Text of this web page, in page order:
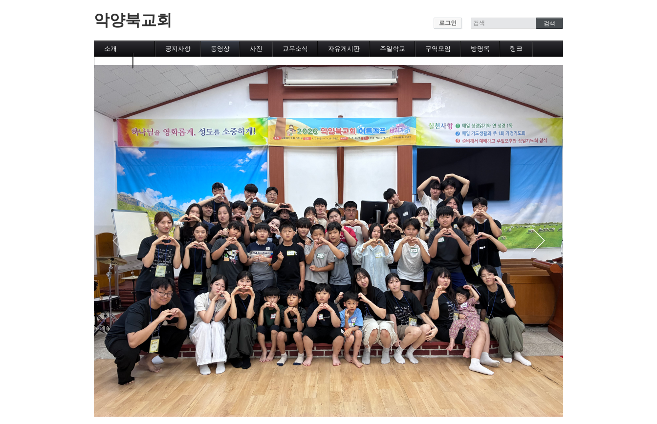
악양북교회 로그인
소개
악양북교회
섬김이
직분자와 성도
유초등부
중고등부
집회
후원교회
차량 운행시간표
공지사항 동영상 사진 교우소식 자유게시판 주일학교 구역모임 방명록
링크